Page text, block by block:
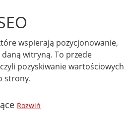
wspierają pozycjonowanie,
witryną. To przede
pozyskiwanie wartościowych
strony.
Rozwiń